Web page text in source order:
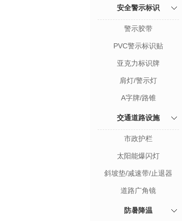
安全警示标识
警示胶带
PVC警示标识贴
亚克力标识牌
肩灯/警示灯
A字牌/路锥
交通道路设施
市政护栏
太阳能爆闪灯
斜坡垫/减速带/止退器
道路广角镜
防暑降温